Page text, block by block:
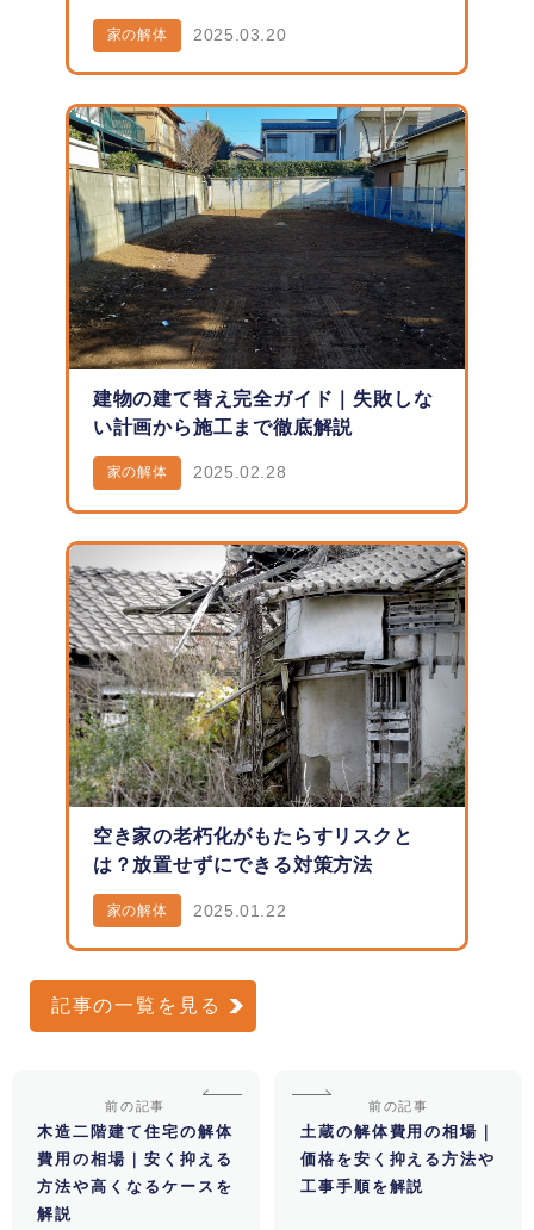
家の解体 2025.03.20
建物の建て替え完全ガイド｜失敗しな
い計画から施工まで徹底解説
家の解体 2025.02.28
空き家の老朽化がもたらすリスクと
は？放置せずにできる対策方法
家の解体 2025.01.22
記事の一覧を見る
前の記事
木造二階建て住宅の解体
費用の相場｜安く抑える
方法や高くなるケースを
解説
前の記事
土蔵の解体費用の相場｜
価格を安く抑える方法や
工事手順を解説